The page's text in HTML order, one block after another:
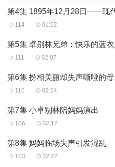
珍贵历史细节还原
国家的有趣经历。这些细节不仅丰
当时的社会风貌和文化氛围，使听
第4集 1895年12月28日——现
114 01:52
第5集 卓别林兄弟：快乐的蓝
111 02:07
第6集 扮相美丽却失声嘶哑的
110 02:24
第7集 小卓别林陪妈妈演出
106 02:12
第8集 妈妈临场失声引发混乱
103 02:22